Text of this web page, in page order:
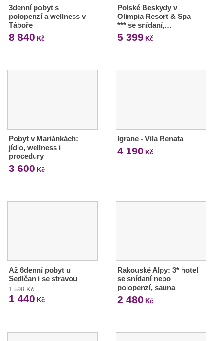
3denní pobyt s
polopenzí a wellness v
Táboře
8 840 Kč
Polské Beskydy v
Olimpia Resort & Spa
*** se snídaní,…
5 399 Kč
Pobyt v Mariánkách:
jídlo, wellness i
procedury
3 600 Kč
Igrane - Vila Renata
4 190 Kč
Až 6denní pobyt u
Sedlčan i se stravou
1 599 Kč
1 440 Kč
Rakouské Alpy: 3* hotel
se snídaní nebo
polopenzí, sauna
2 480 Kč